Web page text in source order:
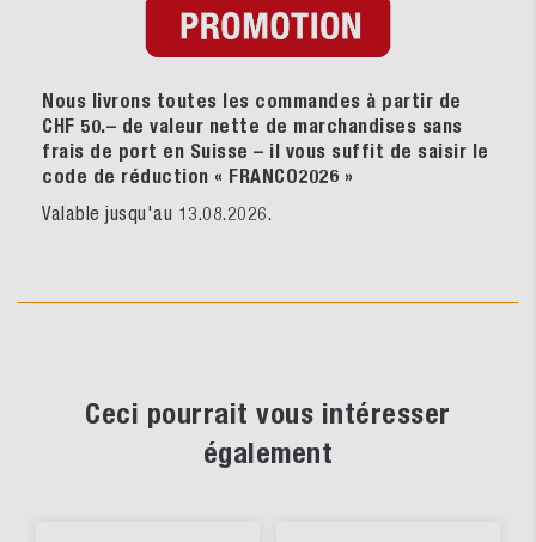
Nous livrons toutes les commandes à partir de
CHF 50.– de valeur nette de marchandises sans
frais de port en Suisse – il vous suffit de saisir le
code de réduction « FRANCO2026 »
Valable jusqu'au 13.08.2026.
Ceci pourrait vous intéresser
également